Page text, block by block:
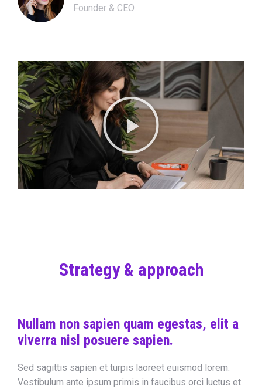
Founder & CEO
Strategy & approach
Nullam non sapien quam egestas, elit a
viverra nisl posuere sapien.
Sed sagittis sapien et turpis laoreet euismod lorem.
Vestibulum ante ipsum primis in faucibus orci luctus et